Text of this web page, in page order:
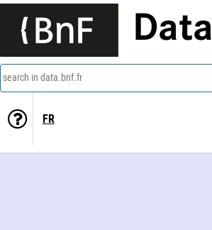
Data
search in data.bnf.fr
FR